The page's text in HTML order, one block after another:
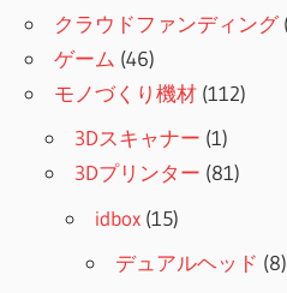
クラウドファンディング
ゲーム (46)
モノづくり機材 (112)
3Dスキャナー (1)
3Dプリンター (81)
idbox (15)
デュアルヘッド (8)